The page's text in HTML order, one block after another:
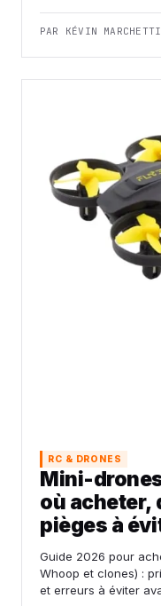
PAR KÉVIN
RC & DRONES
Mini-drones
où acheter,
pièges à
Guide 2026 pour
Whoop et clones) :
et erreurs à éviter